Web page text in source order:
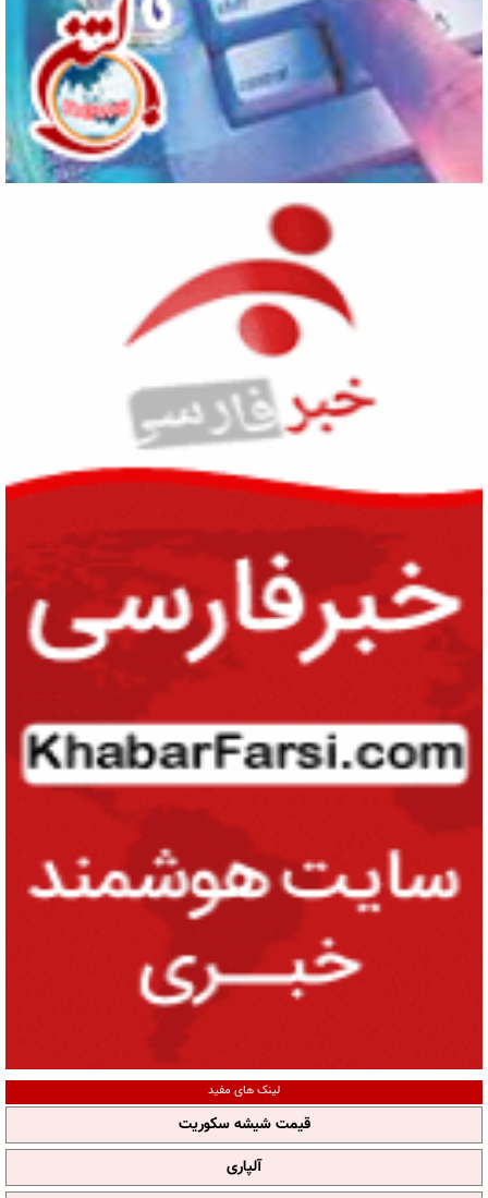
لینک های مفید
قیمت شیشه سکوریت
آلپاری